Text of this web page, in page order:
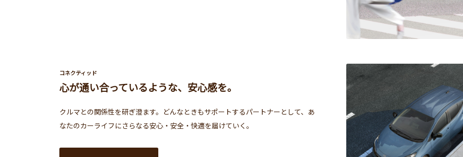
コネクティッド
心が通い合っているような、安心感を。
クルマとの関係性を研ぎ澄ます。どんなときもサポートするパートナーとして、あ
なたのカーライフにさらなる安心・安全・快適を届けていく。